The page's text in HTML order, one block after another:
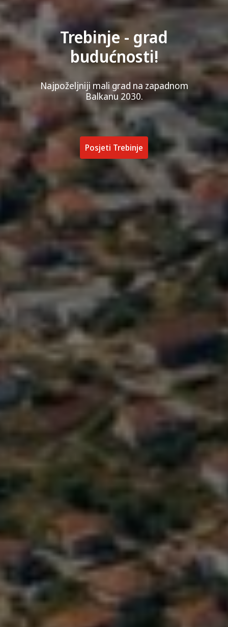
Miris Mediterana uz
smokve, vinovu lozu,
šipak i košćele!
Odmori se i uživaj u gradu sa 270
sunčanih dana u godini.
Pogledaj promo video